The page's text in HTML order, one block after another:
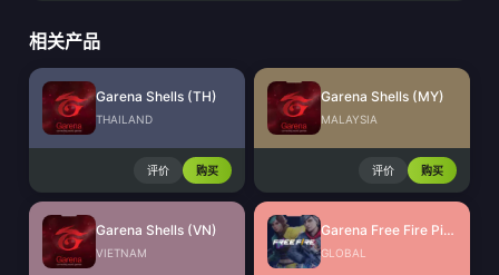
相关产品
Garena Shells (TH)
THAILAND
评价 购买
Garena Shells (MY)
MALAYSIA
评价 购买
Garena Shells (VN)
VIETNAM
Garena Free Fire Pins Global
GLOBAL